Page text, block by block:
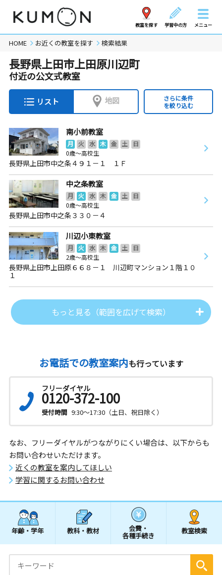
教室を探す 学習中の方 メニュー
HOME お近くの教室を探す 検索結果
長野県上田市上田原川辺町
付近の公文式教室
リスト 地図
さらに条件
を絞り込む
南小前教室
月 火 水 木 金 土
日
0歳～高校生
長野県上田市中之条４９１－１ １Ｆ
中之条教室
月 火 水 木 金 土
日
0歳～高校生
長野県上田市中之条３３０－４
川辺小東教室
月 火 水 木 金 土
日
2歳～高校生
長野県上田市上田原６６８－１ 川辺町マンション１階１０
１
もっと見る（範囲を広げて検索）
お電話での教室案内も行っています
フリーダイヤル
0120-372-100
受付時間 9:30～17:30（土日、祝日除く）
なお、フリーダイヤルがつながりにくい場合は、以下からも
お問い合わせいただけます。
近くの教室を案内してほしい
学習に関するお問い合わせ
年齢・学年 教科・教材 会費・
各種手続き
教室検索